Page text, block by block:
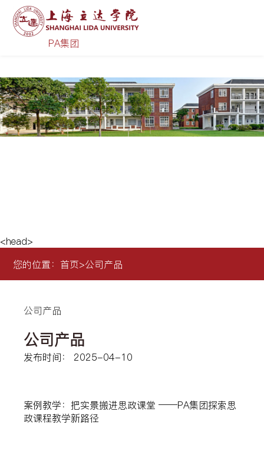
PA集团|中国有限公司-官方网站
PA集团
<head>
您的位置： 首页>公司产品
公司产品
发布时间： 2025-04-10
案例教学：把实景搬进思政课堂 ——PA集团探索思
政课程教学新路径
公司产品